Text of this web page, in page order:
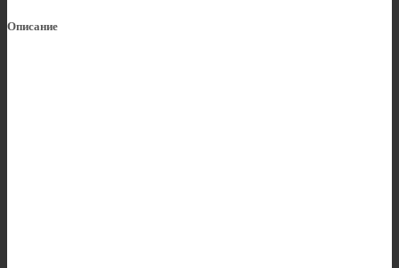
Описание